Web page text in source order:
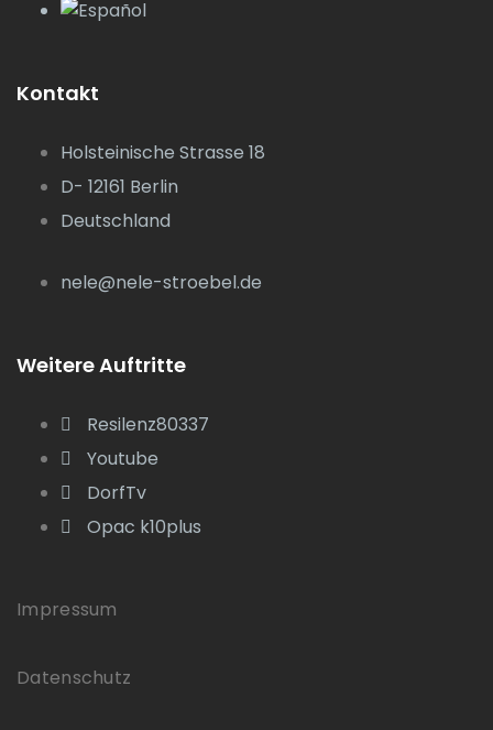
Kontakt
Holsteinische Strasse 18
D- 12161 Berlin
Deutschland
nele@nele-stroebel.de
Weitere Auftritte
Resilenz80337
Youtube
DorfTv
Opac k10plus
Impressum
Datenschutz